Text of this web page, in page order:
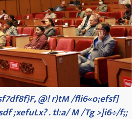
@! r}tM /fli6«o;efsf]
;xefuLx? . tl:a/ M /Tg >]i6÷/f;;